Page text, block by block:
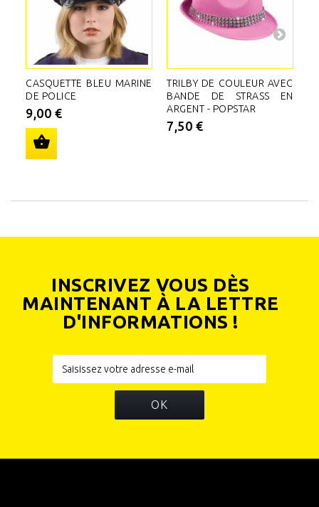
CASQUETTE BLEU MARINE
DE POLICE
9,00 €
TRILBY DE COULEUR AVEC
BANDE DE STRASS EN
ARGENT - POPSTAR
7,50 €
INSCRIVEZ VOUS DÈS
MAINTENANT À LA LETTRE
D'INFORMATIONS !
OK